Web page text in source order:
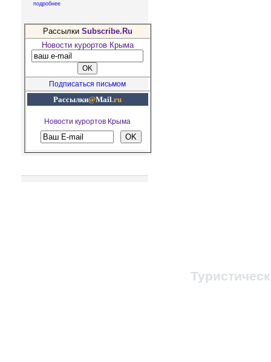
подробнее
Рассылки Subscribe.Ru
Новости курортов Крыма
Подписаться письмом
Рассылки@Mail.ru
Новости курортов Крыма